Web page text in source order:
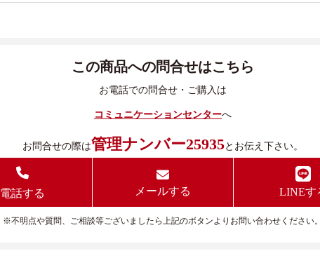
この商品への問合せはこちら
お電話での問合せ・ご購入は
コミュニケーションセンターへ
お問合せの際は管理ナンバー25935とお伝え下さい。
電話する メールする LINEす
※不明点や質問、ご相談等ございましたら上記のボタンよりお問い合わせください